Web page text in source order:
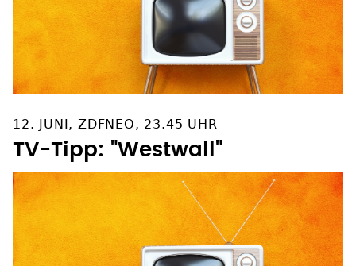
12. JUNI, ZDFNEO, 23.45 UHR
TV-Tipp: "Westwall"